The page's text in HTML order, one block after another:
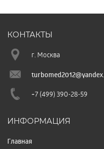
КОНТАКТЫ
г. Москва
+7 (499) 390-28-59
ИНФОРМАЦИЯ
Главная